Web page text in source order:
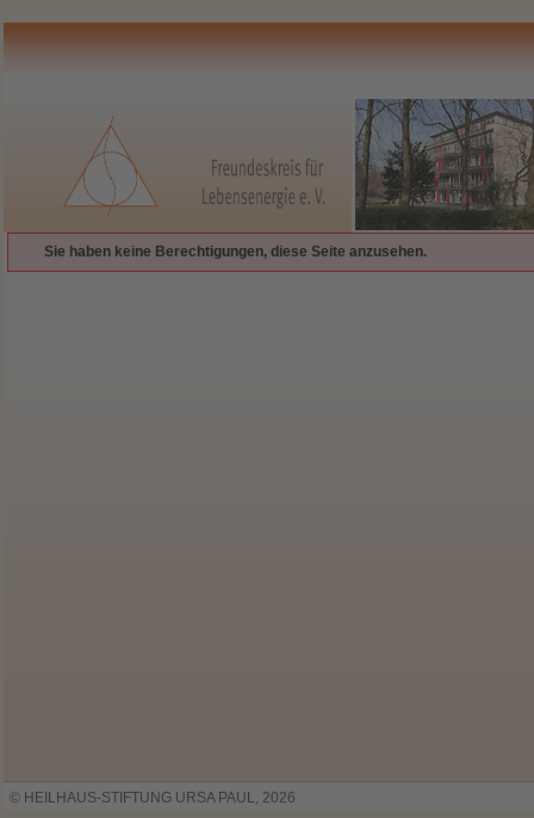
Sie haben keine Berechtigungen, diese Seite anzusehen.
© HEILHAUS-STIFTUNG URSA PAUL, 2026